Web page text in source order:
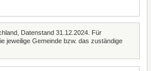
Datenstand 31.12.2024. Für
jeweilige Gemeinde bzw. das zuständige